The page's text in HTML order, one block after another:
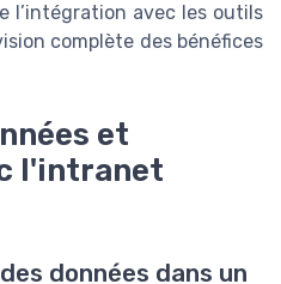
l’intégration avec les outils
complète des bénéfices
et
l'intranet
données dans un